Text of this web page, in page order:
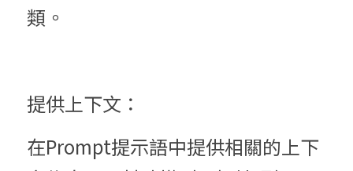
類。
提供上下文：
在Prompt提示語中提供相關的上下